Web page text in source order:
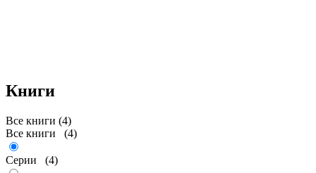
Книги
Все книги (4)
Все книги (4)
Серии (4)